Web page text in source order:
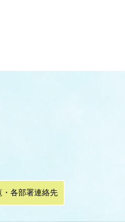
・各部署連絡先